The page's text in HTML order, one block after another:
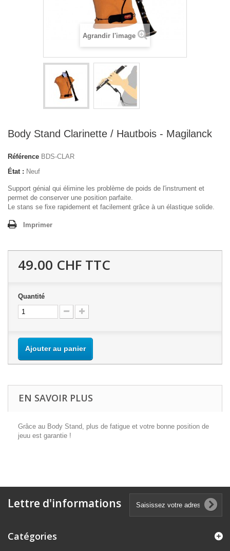
Agrandir l'image
Body Stand Clarinette / Hautbois - Magilanck
Référence BDS-CLAR
État : Neuf
Support génial qui élimine les problème de poids de l'instrument et
permet de conserver une position parfaite.
Le stans se fixe rapidement et facilement grâce à un élastique solide.
Imprimer
49.00 CHF TTC
Quantité
Ajouter au panier
EN SAVOIR PLUS
Grâce au Body Stand, plus de fatigue et votre bonne position de
jeuu est garantie !
Lettre d'informations
Catégories